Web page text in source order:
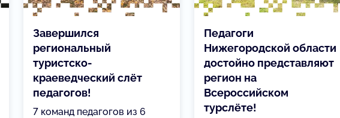
Завершился
региональный
туристско-
краеведческий слёт
педагогов!
7 команд педагогов из 6
Педагоги
Нижегородской области
достойно представляют
регион на
Всероссийском
турслёте!